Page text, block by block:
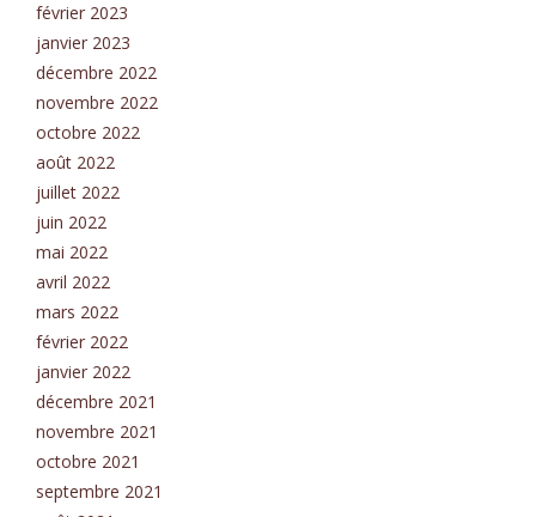
février 2023
janvier 2023
décembre 2022
novembre 2022
octobre 2022
août 2022
juillet 2022
juin 2022
mai 2022
avril 2022
mars 2022
février 2022
janvier 2022
décembre 2021
novembre 2021
octobre 2021
septembre 2021